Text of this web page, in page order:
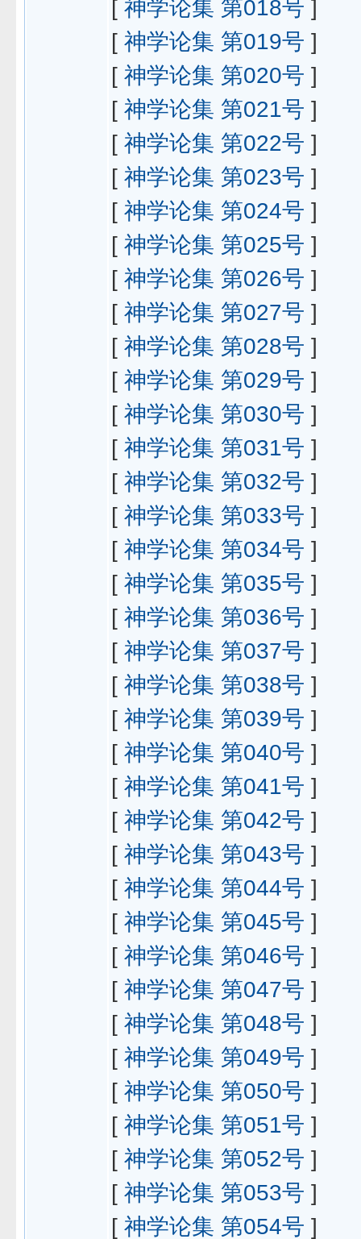
[ 神学论集 第018号 ]
[ 神学论集 第019号 ]
[ 神学论集 第020号 ]
[ 神学论集 第021号 ]
[ 神学论集 第022号 ]
[ 神学论集 第023号 ]
[ 神学论集 第024号 ]
[ 神学论集 第025号 ]
[ 神学论集 第026号 ]
[ 神学论集 第027号 ]
[ 神学论集 第028号 ]
[ 神学论集 第029号 ]
[ 神学论集 第030号 ]
[ 神学论集 第031号 ]
[ 神学论集 第032号 ]
[ 神学论集 第033号 ]
[ 神学论集 第034号 ]
[ 神学论集 第035号 ]
[ 神学论集 第036号 ]
[ 神学论集 第037号 ]
[ 神学论集 第038号 ]
[ 神学论集 第039号 ]
[ 神学论集 第040号 ]
[ 神学论集 第041号 ]
[ 神学论集 第042号 ]
[ 神学论集 第043号 ]
[ 神学论集 第044号 ]
[ 神学论集 第045号 ]
[ 神学论集 第046号 ]
[ 神学论集 第047号 ]
[ 神学论集 第048号 ]
[ 神学论集 第049号 ]
[ 神学论集 第050号 ]
[ 神学论集 第051号 ]
[ 神学论集 第052号 ]
[ 神学论集 第053号 ]
[ 神学论集 第054号 ]